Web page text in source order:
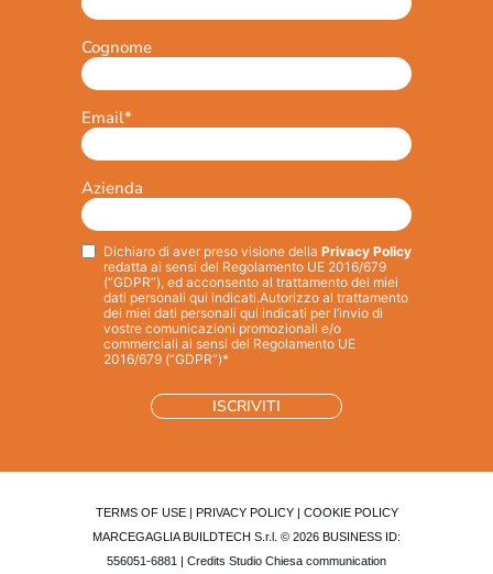
Cognome
Email*
Azienda
Privacy*
Dichiaro di aver preso visione della Privacy Policy
redatta ai sensi del Regolamento UE 2016/679
(“GDPR”), ed acconsento al trattamento dei miei
dati personali qui indicati.Autorizzo al trattamento
dei miei dati personali qui indicati per l’invio di
vostre comunicazioni promozionali e/o
commerciali ai sensi del Regolamento UE
2016/679 (“GDPR”)*
TERMS OF USE| PRIVACY POLICY| COOKIE POLICY
MARCEGAGLIA BUILDTECH S.r.l. © 2026 BUSINESS ID:
556051-6881 | Credits Studio Chiesa communication